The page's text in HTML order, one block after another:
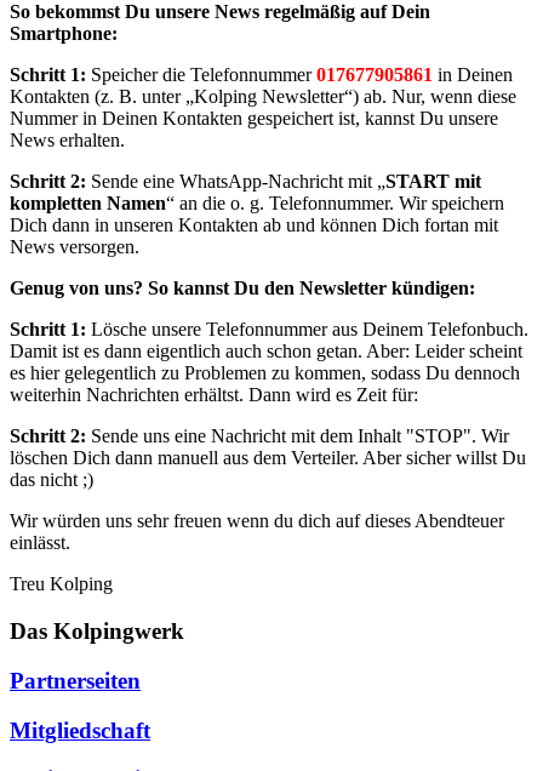
So bekommst Du unsere News regelmäßig auf Dein
Smartphone:
Schritt 1: Speicher die Telefonnummer017677905861 in Deinen
Kontakten (z. B. unter „Kolping Newsletter“) ab. Nur, wenn diese
Nummer in Deinen Kontakten gespeichert ist, kannst Du unsere
News erhalten.
Schritt 2: Sende eine WhatsApp-Nachricht mit „START mit
kompletten Namen“ an die o. g. Telefonnummer. Wir speichern
Dich dann in unseren Kontakten ab und können Dich fortan mit
News versorgen.
Genug von uns? So kannst Du den Newsletter kündigen:
Schritt 1: Lösche unsere Telefonnummer aus Deinem Telefonbuch.
Damit ist es dann eigentlich auch schon getan. Aber: Leider scheint
es hier gelegentlich zu Problemen zu kommen, sodass Du dennoch
weiterhin Nachrichten erhältst. Dann wird es Zeit für:
Schritt 2: Sende uns eine Nachricht mit dem Inhalt "STOP". Wir
löschen Dich dann manuell aus dem Verteiler. Aber sicher willst Du
das nicht ;)
Wir würden uns sehr freuen wenn du dich auf dieses Abendteuer
einlässt.
Treu Kolping
Das Kolpingwerk
Partnerseiten
Mitgliedschaft